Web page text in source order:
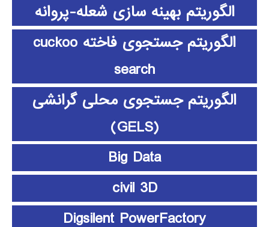
الگوریتم بهینه سازی شعله-پروانه
الگوریتم جستجوی فاخته cuckoo
search
الگوریتم جستجوی محلی گرانشی
(GELS)
Big Data
civil 3D
Digsilent PowerFactory